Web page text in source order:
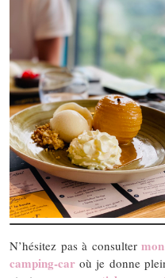
N’hésitez pas à consulter
camping-car où je donne